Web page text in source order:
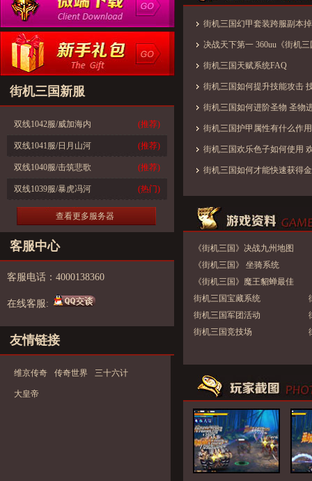
街机三国新服
双线1042服/威加海内 (推荐)
双线1041服/日月山河 (推荐)
双线1040服/击筑悲歌 (推荐)
双线1039服/暴虎冯河 (热门)
查看更多服务器
客服中心
客服电话：4000138360
在线客服:
友情链接
维京传奇 传奇世界 三十六计
大皇帝
街机三国幻甲套装跨服副本
决战天下第一 360uu《街机
开启
街机三国天赋系统FAQ
街机三国如何提升技能攻击
街机三国如何进阶圣物 圣物
街机三国护甲属性有什么作
街机三国欢乐色子如何使用
街机三国如何才能快速获得
《街机三国》决战九州地图
《街机三国》 坐骑系统
《街机三国》魔王貂蝉最佳
整容及连招攻略解析
街机三国宝藏系统
街机三国军团活动
街机三国竞技场